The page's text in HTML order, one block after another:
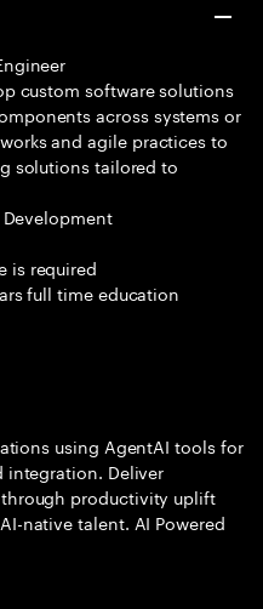
custom software solutions
across systems or
and agile practices to
solutions tailored to
Development
is required
full time education
using AgentAI tools for
integration. Deliver
productivity uplift
native talent. AI Powered